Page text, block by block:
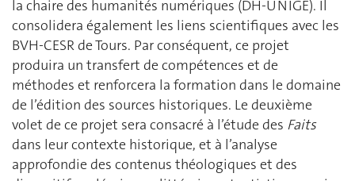
la chaire des humanités numériques (DH-UNIGE). Il
consolidera également les liens scientifiques avec les
BVH-CESR de Tours. Par conséquent, ce projet
produira un transfert de compétences et de
méthodes et renforcera la formation dans le domaine
de l’édition des sources historiques. Le deuxième
volet de ce projet sera consacré à l’étude des Faits
dans leur contexte historique, et à l’analyse
approfondie des contenus théologiques et des